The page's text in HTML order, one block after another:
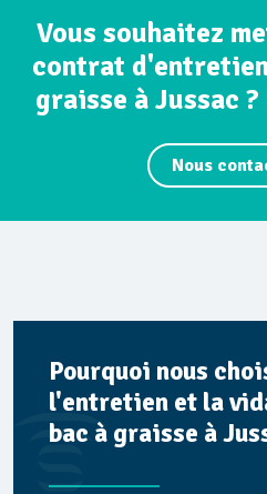
Vous souhaitez
contrat
graisse à Jussac
Nous
Pourquoi nous
l'entretien et la
bac à graisse à